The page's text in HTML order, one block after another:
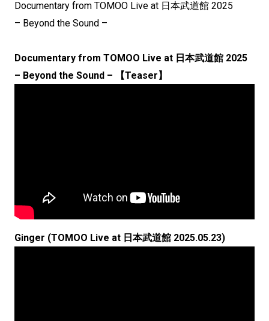
Documentary from TOMOO Live at 日本武道館 2025
– Beyond the Sound –
Documentary from TOMOO Live at 日本武道館 2025
– Beyond the Sound – 【Teaser】
Ginger (TOMOO Live at 日本武道館 2025.05.23)